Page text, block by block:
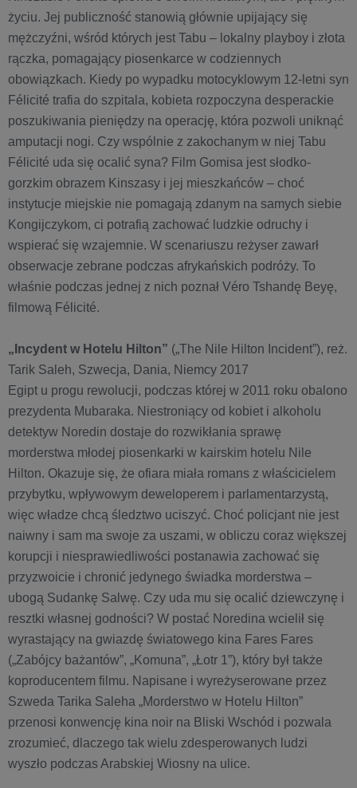
życiu. Jej publiczność stanowią głównie upijający się
mężczyźni, wśród których jest Tabu – lokalny playboy i złota
rączka, pomagający piosenkarce w codziennych
obowiązkach. Kiedy po wypadku motocyklowym 12-letni syn
Félicité trafia do szpitala, kobieta rozpoczyna desperackie
poszukiwania pieniędzy na operację, która pozwoli uniknąć
amputacji nogi. Czy wspólnie z zakochanym w niej Tabu
Félicité uda się ocalić syna? Film Gomisa jest słodko-
gorzkim obrazem Kinszasy i jej mieszkańców – choć
instytucje miejskie nie pomagają zdanym na samych siebie
Kongijczykom, ci potrafią zachować ludzkie odruchy i
wspierać się wzajemnie. W scenariuszu reżyser zawarł
obserwacje zebrane podczas afrykańskich podróży. To
właśnie podczas jednej z nich poznał Véro Tshandę Beyę,
filmową Félicité.
„Incydent w Hotelu Hilton” („The Nile Hilton Incident”), reż.
Tarik Saleh, Szwecja, Dania, Niemcy 2017
Egipt u progu rewolucji, podczas której w 2011 roku obalono
prezydenta Mubaraka. Niestroniący od kobiet i alkoholu
detektyw Noredin dostaje do rozwikłania sprawę
morderstwa młodej piosenkarki w kairskim hotelu Nile
Hilton. Okazuje się, że ofiara miała romans z właścicielem
przybytku, wpływowym deweloperem i parlamentarzystą,
więc władze chcą śledztwo uciszyć. Choć policjant nie jest
naiwny i sam ma swoje za uszami, w obliczu coraz większej
korupcji i niesprawiedliwości postanawia zachować się
przyzwoicie i chronić jedynego świadka morderstwa –
ubogą Sudankę Salwę. Czy uda mu się ocalić dziewczynę i
resztki własnej godności? W postać Noredina wcielił się
wyrastający na gwiazdę światowego kina Fares Fares
(„Zabójcy bażantów”, „Komuna”, „Łotr 1”), który był także
koproducentem filmu. Napisane i wyreżyserowane przez
Szweda Tarika Saleha „Morderstwo w Hotelu Hilton”
przenosi konwencję kina noir na Bliski Wschód i pozwala
zrozumieć, dlaczego tak wielu zdesperowanych ludzi
wyszło podczas Arabskiej Wiosny na ulice.